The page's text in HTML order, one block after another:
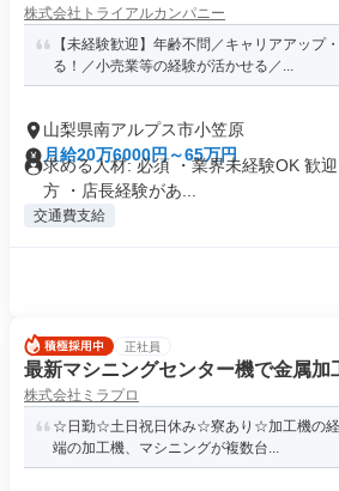
株式会社トライアルカンパニー
【未経験歓迎】年齢不問／キャリアアップ
る！／小売業等の経験が活かせる／...
山梨県南アルプス市小笠原
月給20万6000円～65万円
求める人材: 必須 ・業界未経験OK 歓
方 ・店長経験があ...
交通費支給
正社員
最新マシニングセンター機で金属加
株式会社ミラプロ
☆日勤☆土日祝日休み☆寮あり☆加工機の経
端の加工機、マシニングが複数台...